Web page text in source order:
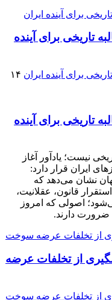
تاریخی برای آینده
۱۴
تاریخی برای آینده
نیست؛ یادآور آغاز
ایران قرار دارد:
نشان می‌دهد که
قانون، عقلانیت،
اصولی که امروز
ضرورت دارند.
از تخلفات عرضه